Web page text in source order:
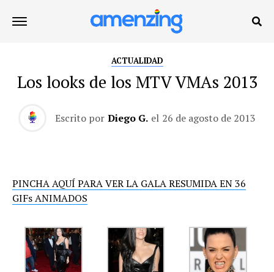
ACTUALIDAD
Los looks de los MTV VMAs 2013
Escrito por Diego G. el 26 de agosto de 2013
PINCHA AQUÍ PARA VER LA GALA RESUMIDA EN 36
GIFs ANIMADOS